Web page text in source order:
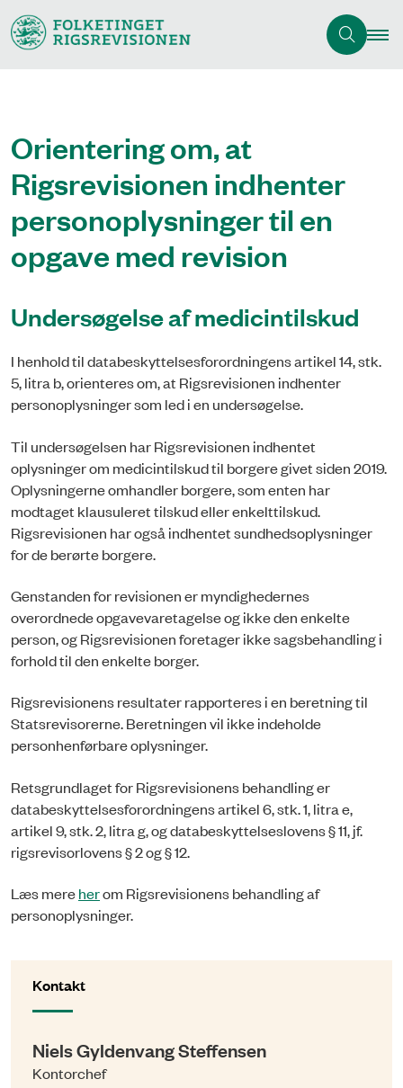
Orientering om, at
Rigsrevisionen indhenter
personoplysninger til en
opgave med revision
Undersøgelse af medicintilskud
I henhold til databeskyttelsesforordningens artikel 14, stk.
5, litra b, orienteres om, at Rigsrevisionen indhenter
personoplysninger som led i en undersøgel­se.
Til undersøgelsen har Rigsrevisionen indhentet
oplysninger om medicintilskud til borgere givet siden 2019.
Oplysningerne omhandler borgere, som enten har
modtaget klausuleret tilskud eller enkelttilskud.
Rigsrevisionen har også indhentet sundhedsoplysninger
for de berørte borgere.
Genstanden for revisionen er myndighedernes
overordnede opgavevaretagelse og ikke den enkelte
person, og Rigsrevisionen foretager ikke sagsbehandling i
forhold til den enkelte borger.
Rigsrevisionens resultater rapporteres i en beretning til
Statsrevisorerne. Beretningen vil ikke indeholde
personhenførbare oplysninger.
Retsgrundlaget for Rigsrevisionens behandling er
databeskyttelsesforordningens artikel 6, stk. 1, litra e,
artikel 9, stk. 2, litra g, og databeskyttelseslovens § 11, jf.
rigsrevisorlovens § 2 og § 12.
Læs mereherom Rigsrevisionens behandling af
personoplysninger.
Kontakt
Niels Gyldenvang Steffensen
Kontorchef